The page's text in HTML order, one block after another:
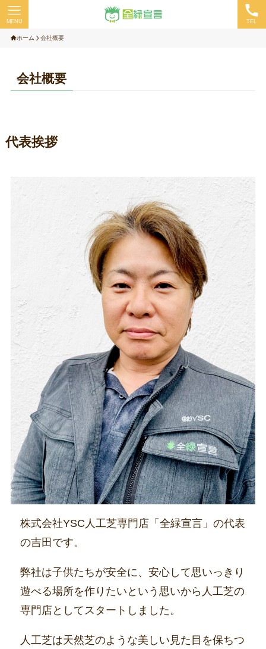
TEL
MENU
ホーム 会社概要
会社概要
代表挨拶
株式会社YSC人工芝専門店「全緑宣言」の代表
の吉田です。
弊社は子供たちが安全に、安心して思いっきり
遊べる場所を作りたいという思いから人工芝の
専門店としてスタートしました。
人工芝は天然芝のような美しい見た目を保ちつ